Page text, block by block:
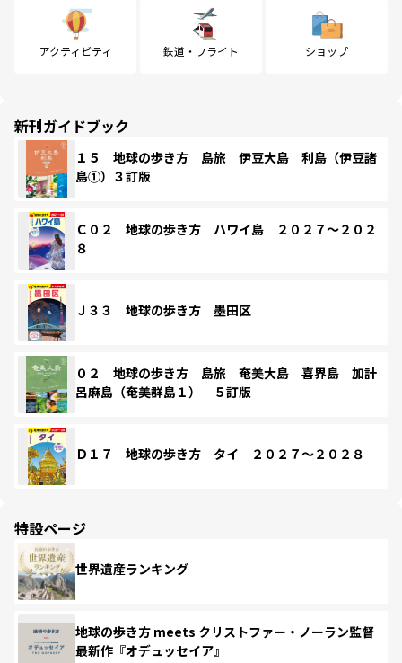
アクティビティ 鉄道・フライト ショップ
新刊ガイドブック
１５ 地球の歩き方 島旅 伊豆大島 利島（伊豆諸
島①）３訂版
Ｃ０２ 地球の歩き方 ハワイ島 ２０２７～２０２
８
Ｊ３３ 地球の歩き方 墨田区
０２ 地球の歩き方 島旅 奄美大島 喜界島 加計
呂麻島（奄美群島１） ５訂版
Ｄ１７ 地球の歩き方 タイ ２０２７～２０２８
特設ページ
世界遺産ランキング
地球の歩き方 meets クリストファー・ノーラン監督
最新作『オデュッセイア』